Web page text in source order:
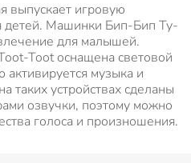
выпускает игровую
детей. Машинки Бип-Бип Ту-
для малышей.
Toot оснащена световой
музыка и
таких устройствах сделаны
озвучки, поэтому можно
голоса и произношения.